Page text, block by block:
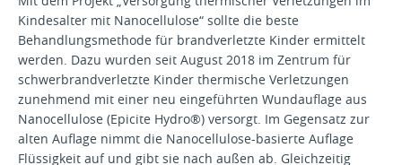
Kindesalter mit Nanocellulose“ sollte die beste
Behandlungsmethode für brandverletzte Kinder ermittelt
werden. Dazu wurden seit August 2018 im Zentrum für
schwerbrandverletzte Kinder thermische Verletzungen
zunehmend mit einer neu eingeführten Wundauflage aus
Nanocellulose (Epicite Hydro®) versorgt. Im Gegensatz zur
alten Auflage nimmt die Nanocellulose-basierte Auflage
Flüssigkeit auf und gibt sie nach außen ab. Gleichzeitig